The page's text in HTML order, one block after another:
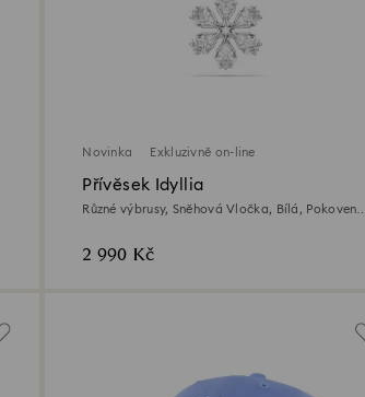
Novinka Exkluzivně on-line
Přívěsek Idyllia
Různé výbrusy, Sněhová Vločka, Bílá, Pokoveno
2 990 Kč